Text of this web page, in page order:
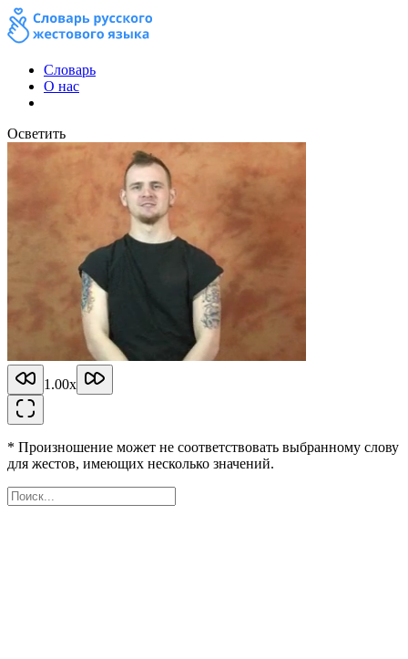
Словарь
О нас
Осветить
1.00x
* Произношение может не соответствовать выбранному слову
для жестов, имеющих несколько значений.